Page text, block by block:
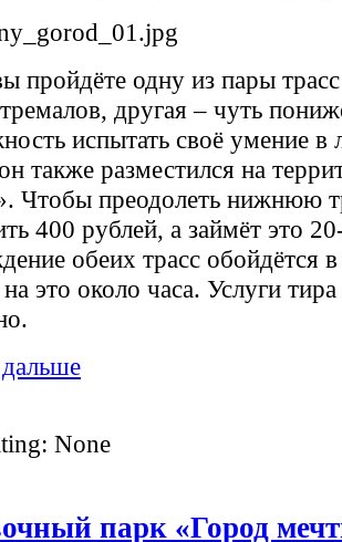
пройдёте одну из пары
другая – чуть
испытать своё умение в
также разместился на
Чтобы преодолеть нижнюю
400 рублей, а займёт это
обеих трасс обойдётся
это около часа. Услуги
None
парк «Город